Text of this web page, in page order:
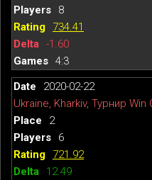
8
734.41
-1.60
4:3
2020-02-22
Ukraine, Kharkiv, Турнир
2
6
721.92
12.49